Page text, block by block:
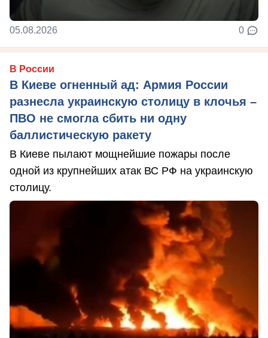
05.08.2026 0
В России
В Киеве огненный ад: Армия России
разнесла украинскую столицу в клочья –
ПВО не смогла сбить ни одну
баллистическую ракету
В Киеве пылают мощнейшие пожары после
одной из крупнейших атак ВС РФ на украинскую
столицу.